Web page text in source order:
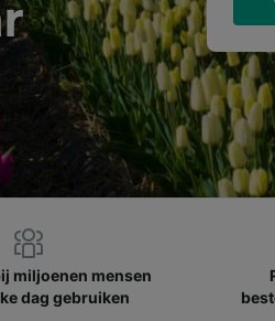
miljoenen mensen
dag gebruiken